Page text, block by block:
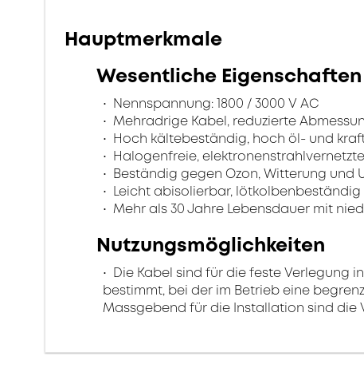
Hauptmerkmale
Wesentliche Eigenschaften
Nennspannung: 1800 / 3000 V AC
Mehradrige Kabel, reduzierte
Hoch kältebeständig, hoch öl- und
Halogenfreie,
Beständig gegen Ozon, Witterung und
Leicht abisolierbar,
Mehr als 30 Jahre Lebensdauer mit
Nutzungsmöglichkeiten
Die Kabel sind für die feste Verlegung
bestimmt, bei der im Betrieb eine
Massgebend für die Installation sind die